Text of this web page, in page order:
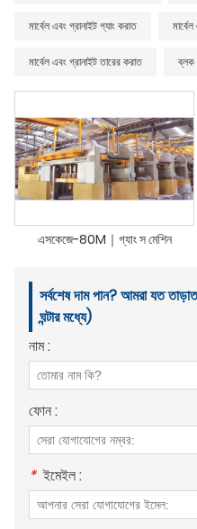
মার্বেল এবং গ্রানাইট গ্যাং করাত
মার্বেল এবং গ্রানাইট তারের করাত ব্লক
এসকেজে-80M｜গ্যাং স মেশিন
সর্বশেষ দাম পান? আমরা যত
ঘন্টার মধ্যে)
নাম :
ফোন :
* ইমেইল :